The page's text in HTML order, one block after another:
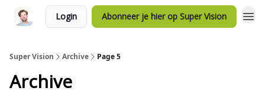
Login Abonneer je hier op Super Vision
Super Vision Archive Page 5
Archive